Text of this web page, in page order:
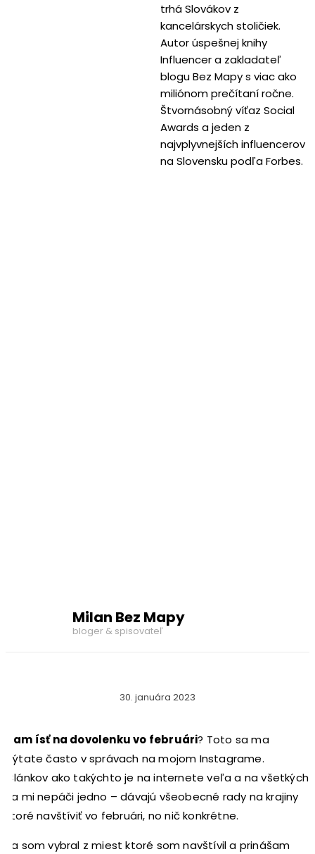
trhá Slovákov z
kancelárskych stoličiek.
Autor úspešnej knihy
Influencer a zakladateľ
blogu Bez Mapy s viac ako
miliónom prečítaní ročne.
Štvornásobný víťaz Social
Awards a jeden z
najvplyvnejších influencerov
na Slovensku podľa Forbes.
Milan Bez Mapy
bloger & spisovateľ
30. januára 2023
Kam ísť na dovolenku vo februári? Toto sa ma
pýtate často v správach na mojom Instagrame.
Článkov ako takýchto je na internete veľa a na všetkých
sa mi nepáči jedno – dávajú všeobecné rady na krajiny
ktoré navštíviť vo februári, no nič konkrétne.
Ja som vybral z miest ktoré som navštívil a prinášam